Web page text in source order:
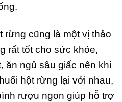
cũng là một vị thảo
rất tốt cho sức khỏe,
ăn ngủ sâu giấc nên khi
hột rừng lại với nhau,
rượu ngon giúp hỗ trợ